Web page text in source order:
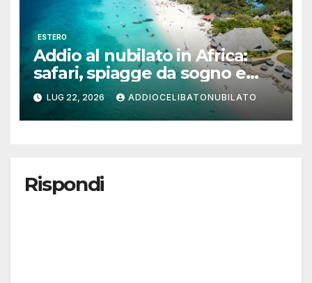
ESTERO
Addio al nubilato in Africa:
safari, spiagge da sogno e
città magiche
LUG 22, 2026 ADDIOCELIBATONUBILATO
Rispondi